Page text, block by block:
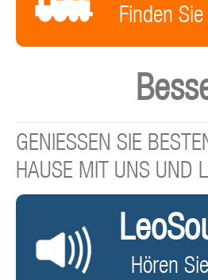
Finden
GENIESSEN SIE
HAUSE MIT UNS UND
Hören